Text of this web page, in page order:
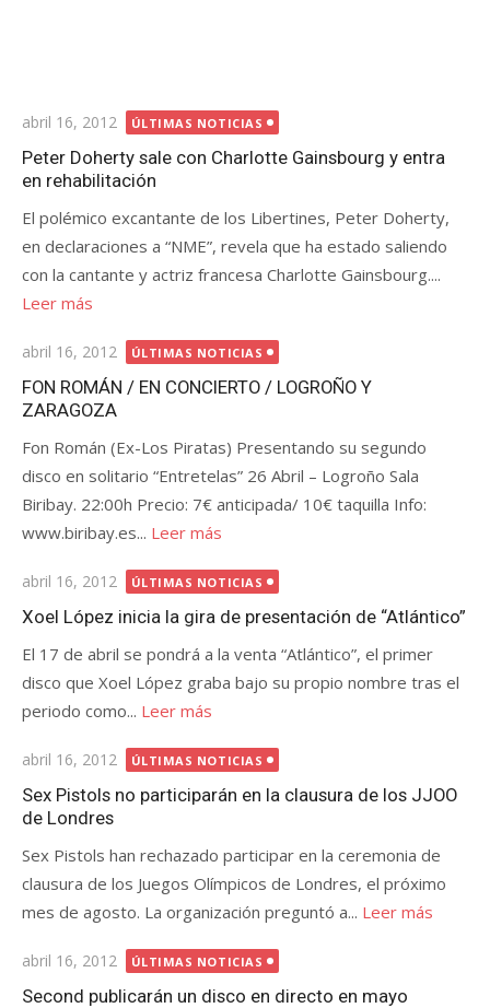
Publicada
el
abril 16, 2012 ÚLTIMAS NOTICIAS
Peter Doherty sale con Charlotte Gainsbourg y entra
en rehabilitación
El polémico excantante de los Libertines, Peter Doherty,
en declaraciones a “NME”, revela que ha estado saliendo
con la cantante y actriz francesa Charlotte Gainsbourg....
Leer más
Publicada
el
abril 16, 2012 ÚLTIMAS NOTICIAS
FON ROMÁN / EN CONCIERTO / LOGROÑO Y
ZARAGOZA
Fon Román (Ex-Los Piratas) Presentando su segundo
disco en solitario “Entretelas” 26 Abril – Logroño Sala
Biribay. 22:00h Precio: 7€ anticipada/ 10€ taquilla Info:
www.biribay.es... Leer más
Publicada
el
abril 16, 2012 ÚLTIMAS NOTICIAS
Xoel López inicia la gira de presentación de “Atlántico”
El 17 de abril se pondrá a la venta “Atlántico”, el primer
disco que Xoel López graba bajo su propio nombre tras el
periodo como... Leer más
Publicada
el
abril 16, 2012 ÚLTIMAS NOTICIAS
Sex Pistols no participarán en la clausura de los JJOO
de Londres
Sex Pistols han rechazado participar en la ceremonia de
clausura de los Juegos Olímpicos de Londres, el próximo
mes de agosto. La organización preguntó a... Leer más
Publicada
el
abril 16, 2012 ÚLTIMAS NOTICIAS
Second publicarán un disco en directo en mayo